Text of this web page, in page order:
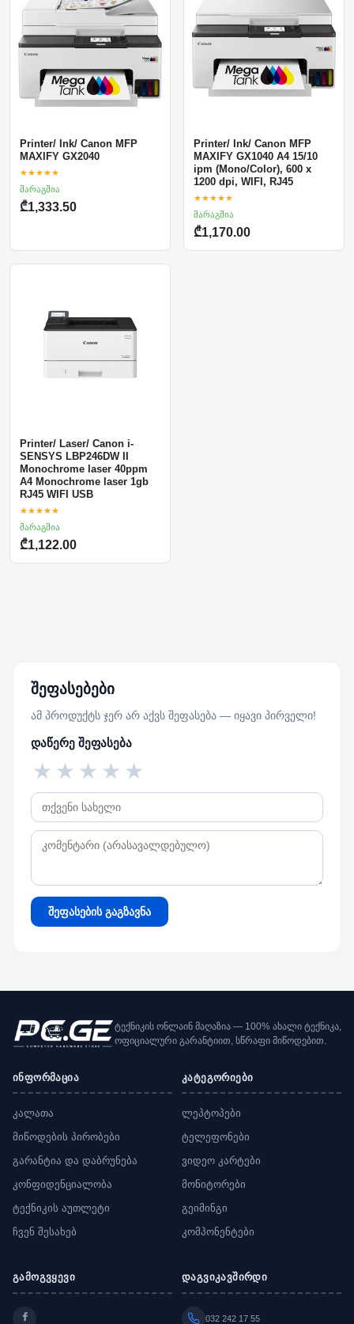
Printer/ Ink/ Canon MFP
MAXIFY GX2040
★★★★★
მარაგშია
₾1,333.50
Printer/ Ink/ Canon MFP
MAXIFY GX1040 A4 15/10
ipm (Mono/Color), 600 x
1200 dpi, WIFI, RJ45
★★★★★
მარაგშია
₾1,170.00
Printer/ Laser/ Canon i-
SENSYS LBP246DW II
Monochrome laser 40ppm
A4 Monochrome laser 1gb
RJ45 WIFI USB
★★★★★
მარაგშია
₾1,122.00
შეფასებები
ამ პროდუქტს ჯერ არ აქვს შეფასება — იყავი პირველი!
დაწერე შეფასება
★
★
★
★
★
შეფასების გაგზავნა
ტექნიკის ონლაინ მაღაზია — 100% ახალი ტექნიკა,
ოფიციალური გარანტიით, სწრაფი მიწოდებით.
ინფორმაცია
კალათა
მიწოდების პირობები
გარანტია და დაბრუნება
კონფიდენციალობა
ტექნიკის აუთლეტი
ჩვენ შესახებ
კატეგორიები
ლეპტოპები
ტელეფონები
ვიდეო კარტები
მონიტორები
გეიმინგი
კომპონენტები
გამოგვყევი დაგვიკავშირდი
032 242 17 55